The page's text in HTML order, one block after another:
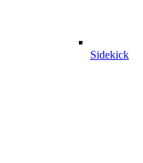
Sidekick